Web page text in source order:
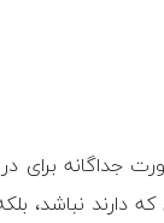
جداگانه برای
نباشد،